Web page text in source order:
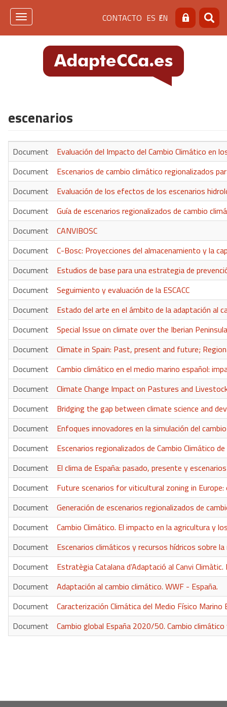
Pasar
Menú
de
cabecera
[contacto]
CONTACTO ES EN Buscar
Toggle
escenarios
Document
Evaluación del Impacto del Cambio Climático en
Document
Escenarios de cambio climático regionalizados
Document
Evaluación de los efectos de los escenarios
Document
Guía de escenarios regionalizados de cambio
Document
CANVIBOSC
Document
C-Bosc: Proyecciones del almacenamiento y la
Document
Estudios de base para una estrategia de
Document
Seguimiento y evaluación de la ESCACC
Document
Estado del arte en el ámbito de la adaptación al
Document
Special Issue on climate over the Iberian
Document
Climate in Spain: Past, present and future;
Document
Cambio climático en el medio marino español:
Document
Climate Change Impact on Pastures and
Document
Bridging the gap between climate science and
Document
Enfoques innovadores en la simulación del
Document
Escenarios regionalizados de Cambio Climático
Document
El clima de España: pasado, presente y
Document
Future scenarios for viticultural zoning in
Document
Generación de escenarios regionalizados de
Document
Cambio Climático. El impacto en la agricultura y
Document
Escenarios climáticos y recursos hídricos sobre
Document
Estratègia Catalana d’Adaptació al Canvi
Document
Adaptación al cambio climático. WWF - España.
Document
Caracterización Climática del Medio Físico
Document
Cambio global España 2020/50. Cambio climático